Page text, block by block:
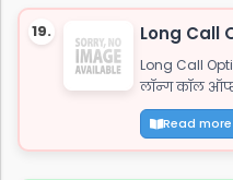
19. Long Call
Long Call
लॉन्ग कॉल
Read more